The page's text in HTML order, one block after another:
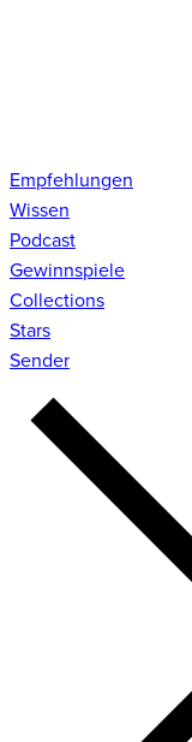
Empfehlungen
Wissen
Podcast
Gewinnspiele
Collections
Stars
Sender